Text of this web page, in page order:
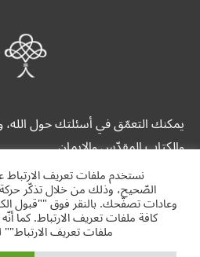
يمكنك التعمّق في أسئلتك حول
والكتاب المقدّس والإيمان.
alrrabita.org
نستخدم ملفات تعريف
الصّحيح، وذلك من خلال تذكّر
وعادات تصفّحك. بالنقر فوق ""قبول
كافة ملفات تعريف الارتباط. كما
ملفات تعريف